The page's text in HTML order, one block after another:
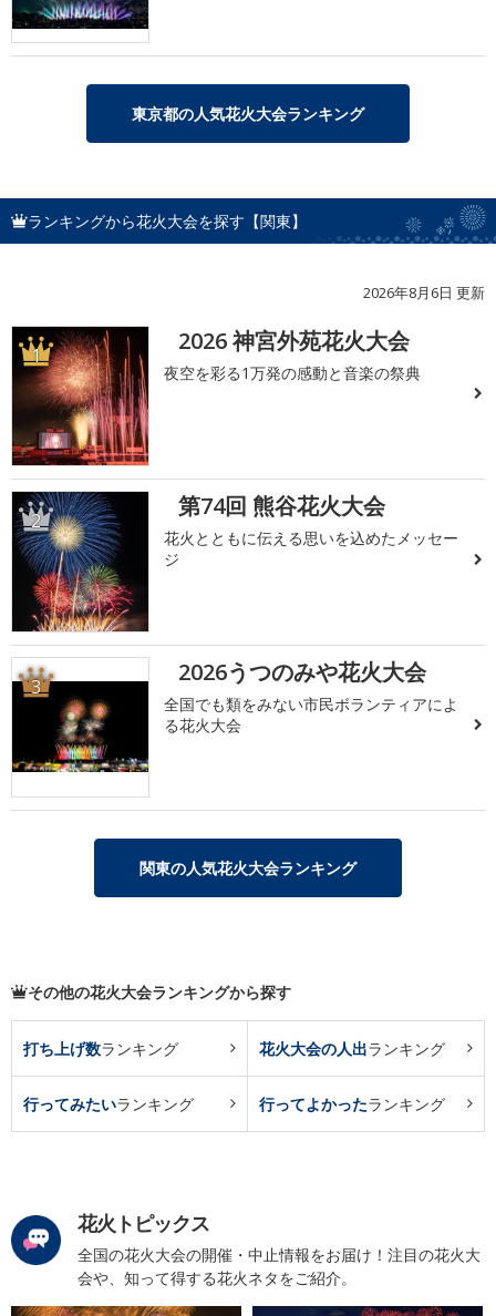
東京都の人気花火大会ランキング
ランキングから花火大会を探す【関東】
2026年8月6日 更新
1 2026 神宮外苑花火大会
夜空を彩る1万発の感動と音楽の祭典
2 第74回 熊谷花火大会
花火とともに伝える思いを込めたメッセー
ジ
3 2026うつのみや花火大会
全国でも類をみない市民ボランティアによ
る花火大会
関東の人気花火大会ランキング
その他の花火大会ランキングから探す
打ち上げ数ランキング 花火大会の人出ランキング
行ってみたいランキング 行ってよかったランキング
花火トピックス
全国の花火大会の開催・中止情報をお届け！注目の花火大
会や、知って得する花火ネタをご紹介。